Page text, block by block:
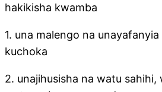
hakikisha kwamba
1. una malengo na
kuchoka
2. unajihusisha na watu sahihi,